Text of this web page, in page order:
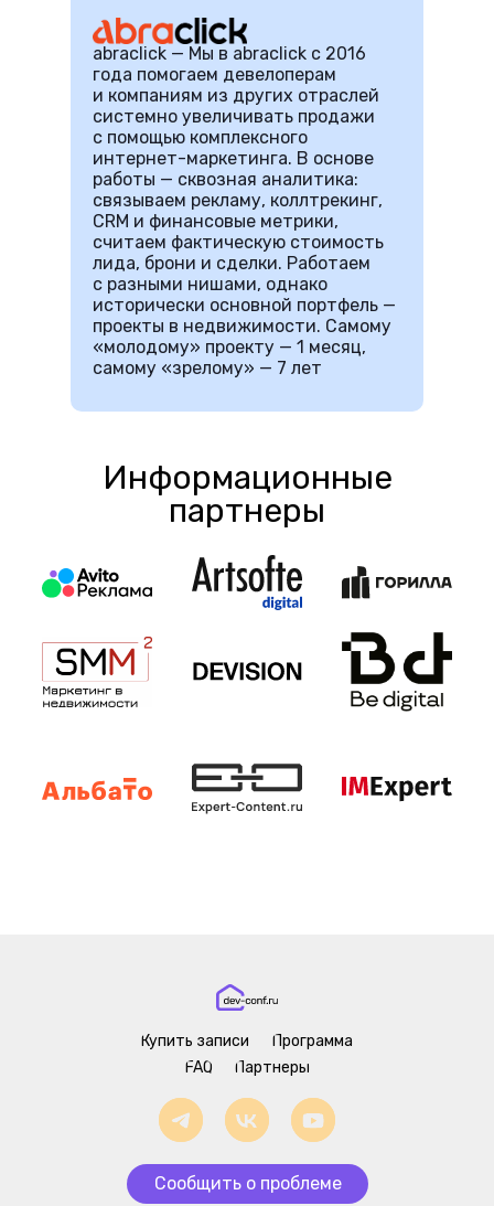
abraclick — Мы в abraclick с 2016
года помогаем девелоперам
и компаниям из других отраслей
системно увеличивать продажи
с помощью комплексного
интернет-маркетинга. В основе
работы — сквозная аналитика:
связываем рекламу, коллтрекинг,
CRM и финансовые метрики,
считаем фактическую стоимость
лида, брони и сделки. Работаем
с разными нишами, однако
исторически основной портфель —
проекты в недвижимости. Самому
«молодому» проекту — 1 месяц,
самому «зрелому» — 7 лет
Информационные
партнеры
Сообщить о проблеме
Купить записи
Партнеры
FAQ
Программа
Ковалёва, эксперт по экспертному контенту:услуги блог по экспертному